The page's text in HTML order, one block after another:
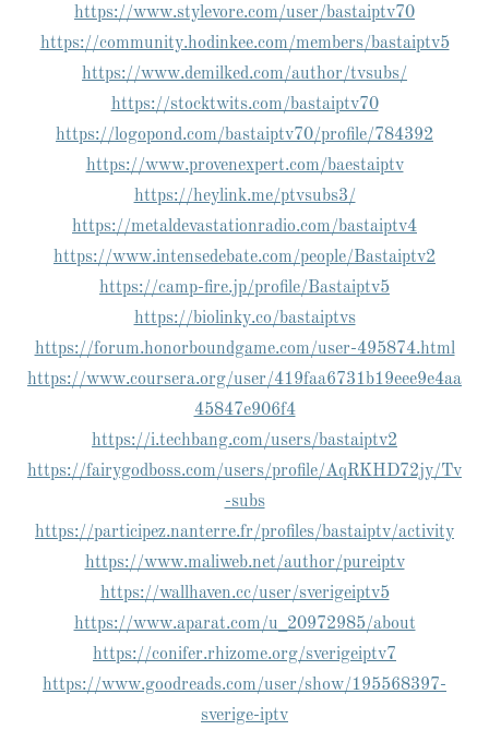
https://www.stylevore.com/user/bastaiptv70
https://community.hodinkee.com/members/bastaiptv5
https://www.demilked.com/author/tvsubs/
https://stocktwits.com/bastaiptv70
https://logopond.com/bastaiptv70/profile/784392
https://www.provenexpert.com/baestaiptv
https://heylink.me/ptvsubs3/
https://metaldevastationradio.com/bastaiptv4
https://www.intensedebate.com/people/Bastaiptv2
https://camp-fire.jp/profile/Bastaiptv5
https://biolinky.co/bastaiptvs
https://forum.honorboundgame.com/user-495874.html
https://www.coursera.org/user/419faa6731b19eee9e4aa
45847e906f4
https://i.techbang.com/users/bastaiptv2
https://fairygodboss.com/users/profile/AqRKHD72jy/Tv
-subs
https://participez.nanterre.fr/profiles/bastaiptv/activity
https://www.maliweb.net/author/pureiptv
https://wallhaven.cc/user/sverigeiptv5
https://www.aparat.com/u_20972985/about
https://conifer.rhizome.org/sverigeiptv7
https://www.goodreads.com/user/show/195568397-
sverige-iptv